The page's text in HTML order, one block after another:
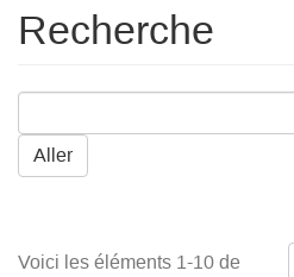
Recherche
Aller
Voici les éléments 1-10 de